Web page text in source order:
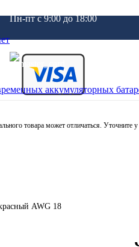
Пн-пт c 9:00 до 18:00
товара может отличаться. Уточните у
AWG 18